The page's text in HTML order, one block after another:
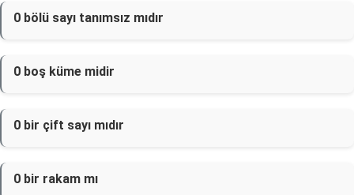
0 bölü sayı tanımsız mıdır
0 boş küme midir
0 bir çift sayı mıdır
0 bir rakam mı